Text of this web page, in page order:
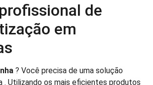
de
em
? Você precisa de uma solução
. Utilizando os mais eficientes produtos